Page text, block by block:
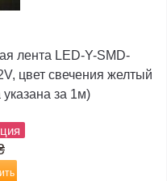
лента LED-Y-SMD-
цвет свечения желтый
за 1м)